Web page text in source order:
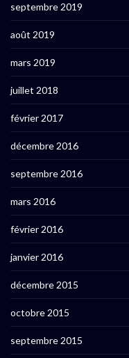
septembre 2019
août 2019
mars 2019
juillet 2018
février 2017
décembre 2016
septembre 2016
mars 2016
février 2016
janvier 2016
décembre 2015
octobre 2015
septembre 2015